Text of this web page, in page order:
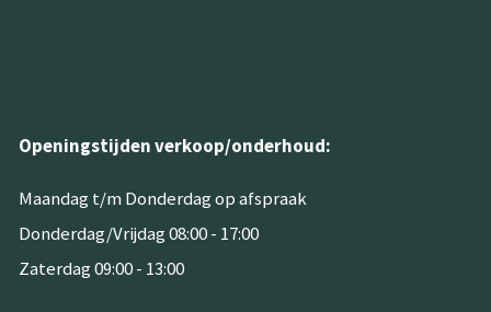
Openingstijden verkoop/onderhoud:
Maandag t/m Donderdag op afspraak
Donderdag/Vrijdag 08:00 - 17:00
Zaterdag 09:00 - 13:00